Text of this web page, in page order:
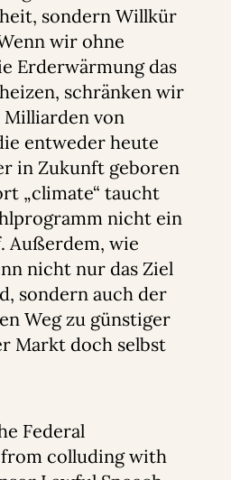
sondern Willkür
wir ohne
Erderwärmung das
schränken wir
von
entweder heute
in Zukunft geboren
„climate“ taucht
nicht ein
Außerdem, wie
nicht nur das Ziel
sondern auch der
Weg zu günstiger
Markt doch selbst
Federal
colluding with